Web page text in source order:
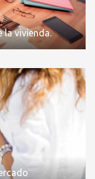
la vivienda.